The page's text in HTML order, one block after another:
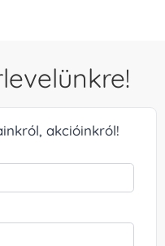
akcióinkról!